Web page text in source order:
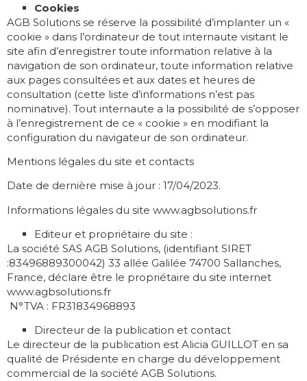
Cookies
AGB Solutions se réserve la possibilité d’implanter un «
cookie » dans l’ordinateur de tout internaute visitant le
site afin d’enregistrer toute information relative à la
navigation de son ordinateur, toute information relative
aux pages consultées et aux dates et heures de
consultation (cette liste d’informations n’est pas
nominative). Tout internaute a la possibilité de s’opposer
à l’enregistrement de ce « cookie » en modifiant la
configuration du navigateur de son ordinateur.
Mentions légales du site et contacts
Date de dernière mise à jour : 17/04/2023.
Informations légales du site www.agbsolutions.fr
Editeur et propriétaire du site :
La société SAS AGB Solutions, (identifiant SIRET
:83496889300042) 33 allée Galilée 74700 Sallanches,
France, déclare être le propriétaire du site internet
www.agbsolutions.fr
N°TVA : FR31834968893
Directeur de la publication et contact
Le directeur de la publication est Alicia GUILLOT en sa
qualité de Présidente en charge du développement
commercial de la société AGB Solutions.